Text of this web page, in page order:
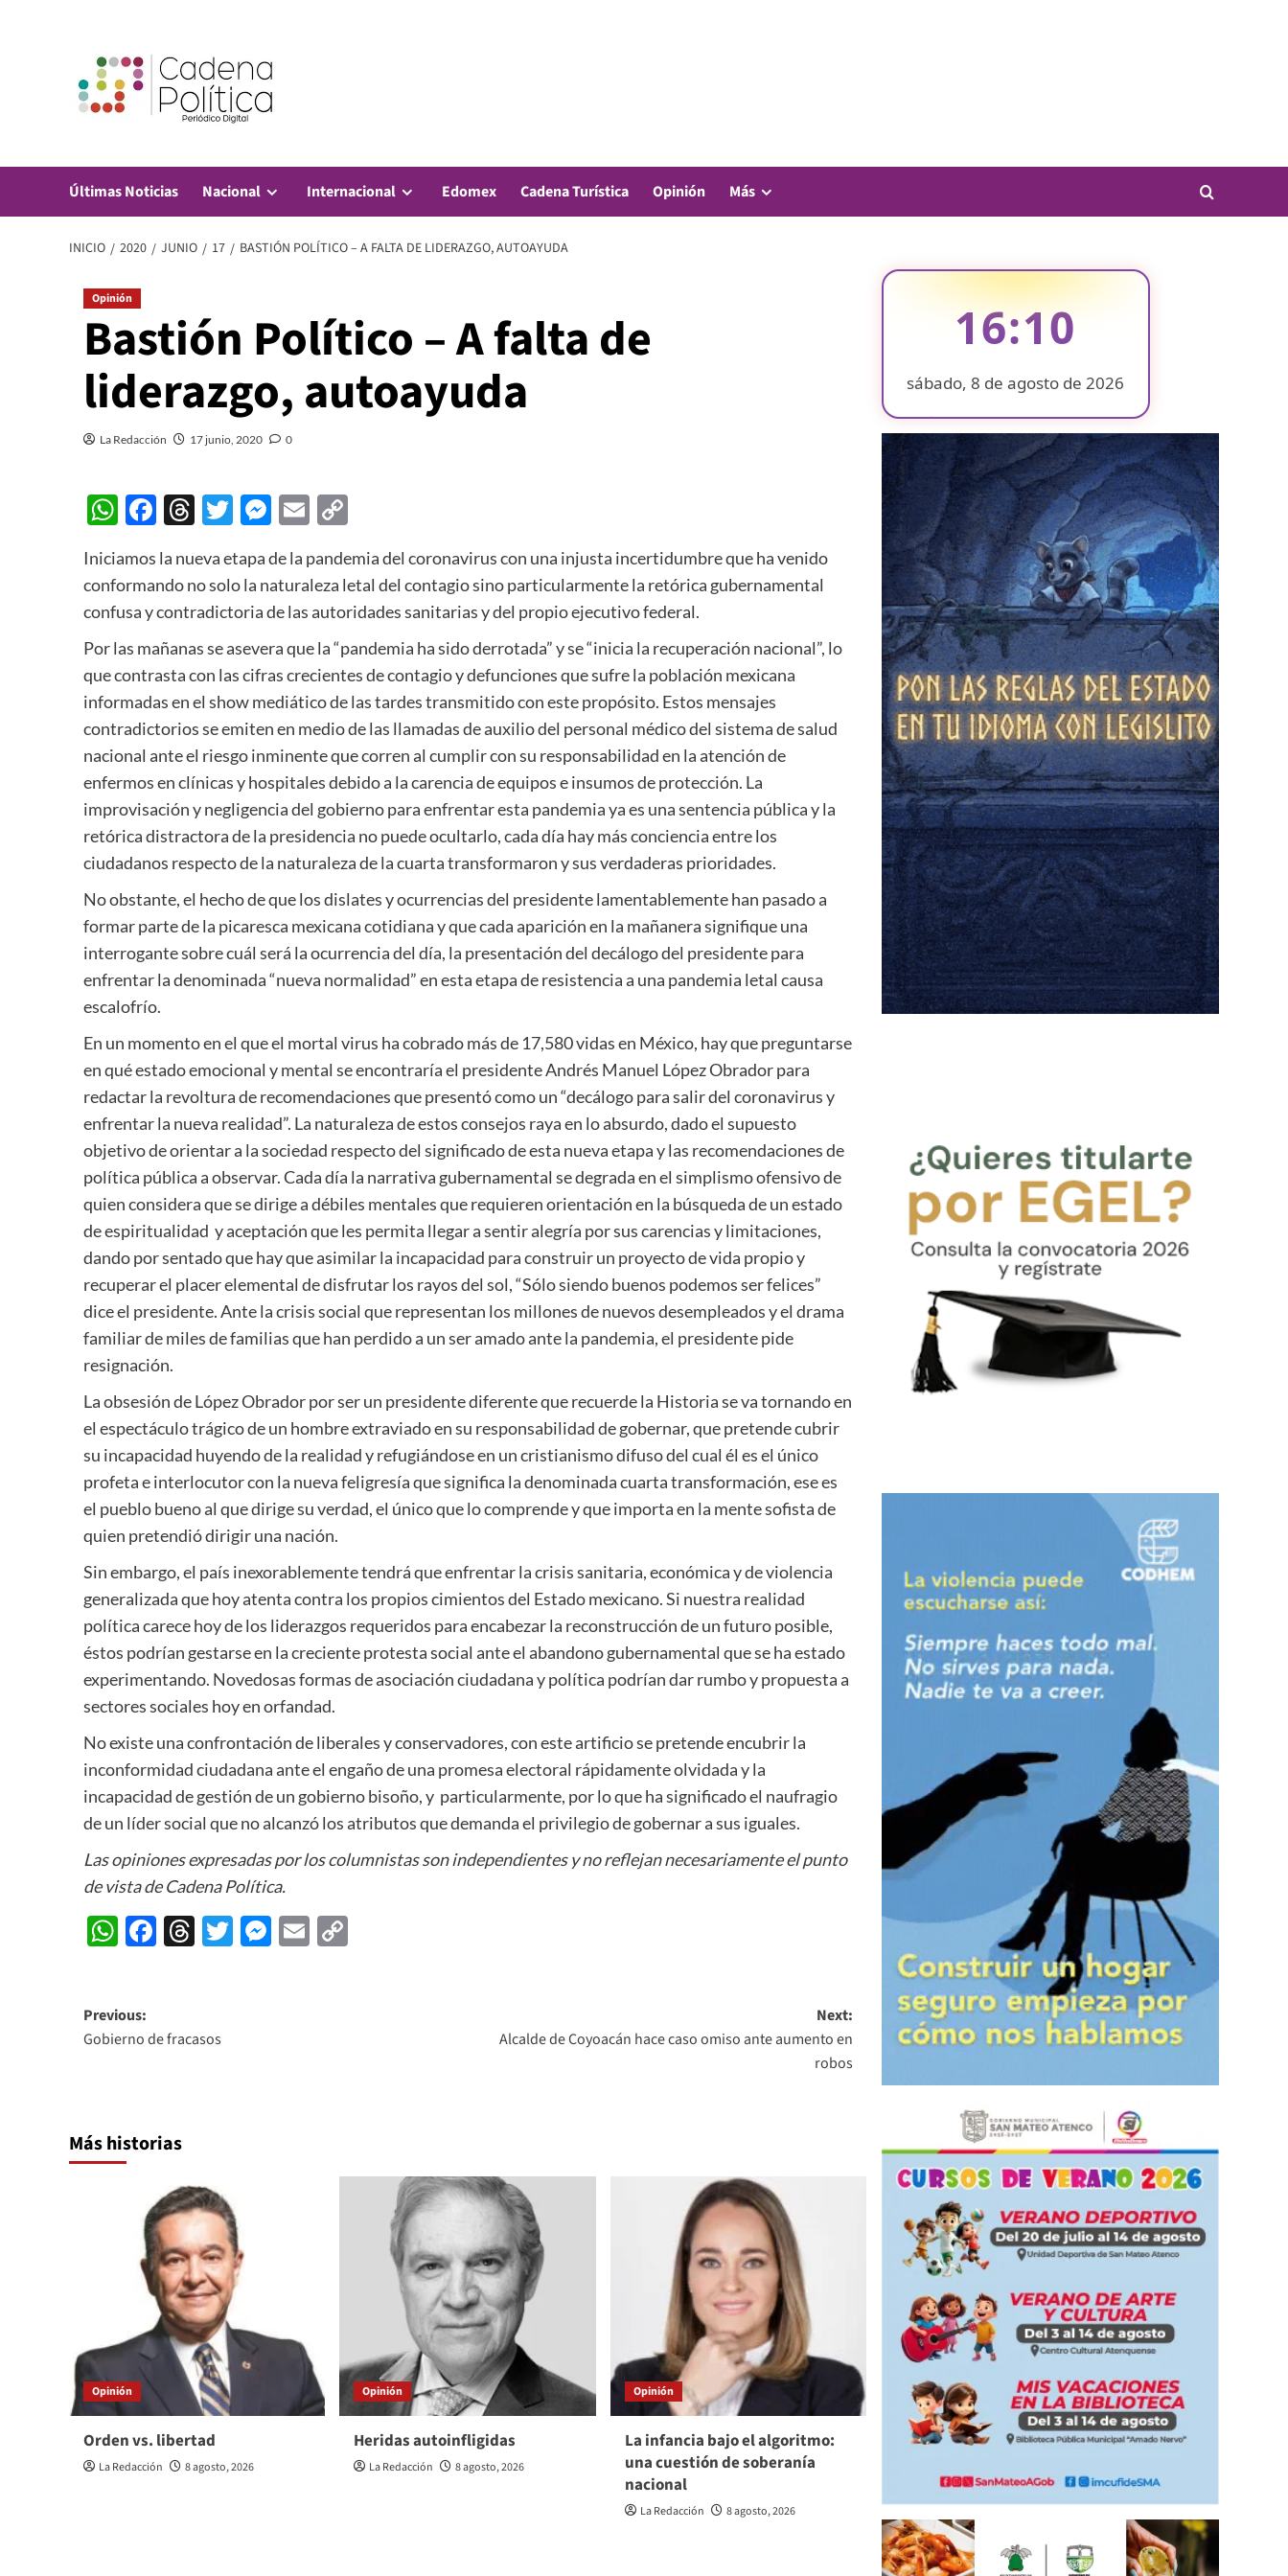
Últimas Noticias Nacional Internacional Edomex Cadena Turística Opinión Más
INICIO 2020 JUNIO 17 BASTIÓN POLÍTICO – A FALTA DE LIDERAZGO, AUTOAYUDA
Opinión
Bastión Político – A falta de
liderazgo, autoayuda
La Redacción 17 junio, 2020 0
WhatsApp
Facebook
Threads
Twitter
Messenger
Email
Iniciamos la nueva etapa de la pandemia del coronavirus con una injusta incertidumbre que ha venido
conformando no solo la naturaleza letal del contagio sino particularmente la retórica gubernamental
confusa y contradictoria de las autoridades sanitarias y del propio ejecutivo federal.
Por las mañanas se asevera que la “pandemia ha sido derrotada” y se “inicia la recuperación nacional”, lo
que contrasta con las cifras crecientes de contagio y defunciones que sufre la población mexicana
informadas en el show mediático de las tardes transmitido con este propósito. Estos mensajes
contradictorios se emiten en medio de las llamadas de auxilio del personal médico del sistema de salud
nacional ante el riesgo inminente que corren al cumplir con su responsabilidad en la atención de
enfermos en clínicas y hospitales debido a la carencia de equipos e insumos de protección. La
improvisación y negligencia del gobierno para enfrentar esta pandemia ya es una sentencia pública y la
retórica distractora de la presidencia no puede ocultarlo, cada día hay más conciencia entre los
ciudadanos respecto de la naturaleza de la cuarta transformaron y sus verdaderas prioridades.
No obstante, el hecho de que los dislates y ocurrencias del presidente lamentablemente han pasado a
formar parte de la picaresca mexicana cotidiana y que cada aparición en la mañanera signifique una
interrogante sobre cuál será la ocurrencia del día, la presentación del decálogo del presidente para
enfrentar la denominada “nueva normalidad” en esta etapa de resistencia a una pandemia letal causa
escalofrío.
En un momento en el que el mortal virus ha cobrado más de 17,580 vidas en México, hay que preguntarse
en qué estado emocional y mental se encontraría el presidente Andrés Manuel López Obrador para
redactar la revoltura de recomendaciones que presentó como un “decálogo para salir del coronavirus y
enfrentar la nueva realidad”. La naturaleza de estos consejos raya en lo absurdo, dado el supuesto
objetivo de orientar a la sociedad respecto del significado de esta nueva etapa y las recomendaciones de
política pública a observar. Cada día la narrativa gubernamental se degrada en el simplismo ofensivo de
quien considera que se dirige a débiles mentales que requieren orientación en la búsqueda de un estado
de espiritualidad y aceptación que les permita llegar a sentir alegría por sus carencias y limitaciones,
dando por sentado que hay que asimilar la incapacidad para construir un proyecto de vida propio y
recuperar el placer elemental de disfrutar los rayos del sol, “Sólo siendo buenos podemos ser felices”
dice el presidente. Ante la crisis social que representan los millones de nuevos desempleados y el drama
familiar de miles de familias que han perdido a un ser amado ante la pandemia, el presidente pide
resignación.
La obsesión de López Obrador por ser un presidente diferente que recuerde la Historia se va tornando en
el espectáculo trágico de un hombre extraviado en su responsabilidad de gobernar, que pretende cubrir
su incapacidad huyendo de la realidad y refugiándose en un cristianismo difuso del cual él es el único
profeta e interlocutor con la nueva feligresía que significa la denominada cuarta transformación, ese es
el pueblo bueno al que dirige su verdad, el único que lo comprende y que importa en la mente sofista de
quien pretendió dirigir una nación.
Sin embargo, el país inexorablemente tendrá que enfrentar la crisis sanitaria, económica y de violencia
generalizada que hoy atenta contra los propios cimientos del Estado mexicano. Si nuestra realidad
política carece hoy de los liderazgos requeridos para encabezar la reconstrucción de un futuro posible,
éstos podrían gestarse en la creciente protesta social ante el abandono gubernamental que se ha estado
experimentando. Novedosas formas de asociación ciudadana y política podrían dar rumbo y propuesta a
sectores sociales hoy en orfandad.
No existe una confrontación de liberales y conservadores, con este artificio se pretende encubrir la
inconformidad ciudadana ante el engaño de una promesa electoral rápidamente olvidada y la
incapacidad de gestión de un gobierno bisoño, y particularmente, por lo que ha significado el naufragio
de un líder social que no alcanzó los atributos que demanda el privilegio de gobernar a sus iguales.
Las opiniones expresadas por los columnistas son independientes y no reflejan necesariamente el punto
de vista de Cadena Política.
WhatsApp
Facebook
Threads
Twitter
Messenger
Email
Post
navigation
Previous:
Gobierno de fracasos
Next:
Alcalde de Coyoacán hace caso omiso ante aumento en
robos
Más historias
Opinión
Orden vs. libertad
La Redacción 8 agosto, 2026
Opinión
Heridas autoinfligidas
La Redacción 8 agosto, 2026
Opinión
La infancia bajo el algoritmo:
una cuestión de soberanía
nacional
La Redacción 8 agosto, 2026
16:10
sábado, 8 de agosto de 2026
❄
❄
❄
❄
❄
❄